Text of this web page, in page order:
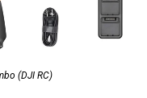
(DJI RC)